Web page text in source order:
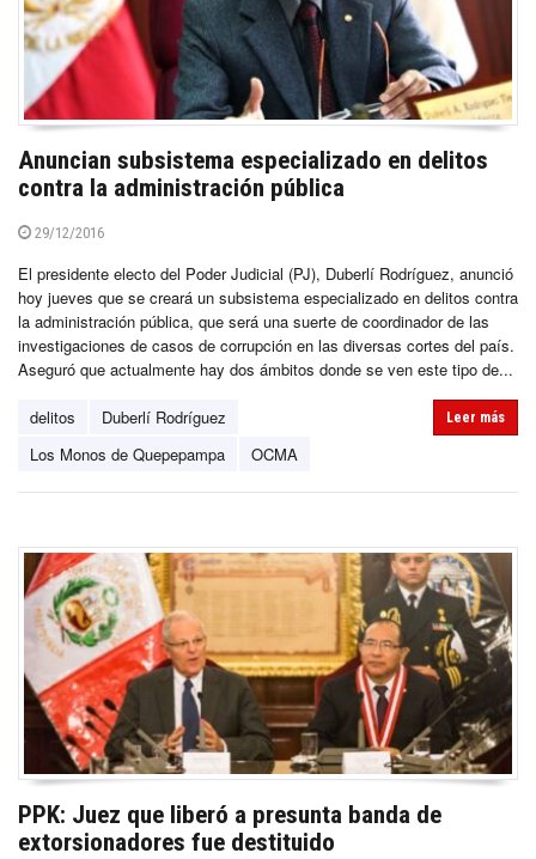
Anuncian subsistema especializado en delitos
contra la administración pública
29/12/2016
El presidente electo del Poder Judicial (PJ), Duberlí Rodríguez, anunció
hoy jueves que se creará un subsistema especializado en delitos contra
la administración pública, que será una suerte de coordinador de las
investigaciones de casos de corrupción en las diversas cortes del país.
Aseguró que actualmente hay dos ámbitos donde se ven este tipo de...
delitos
Duberlí Rodríguez
Los Monos de Quepepampa
OCMA
Leer más
PPK: Juez que liberó a presunta banda de
extorsionadores fue destituido